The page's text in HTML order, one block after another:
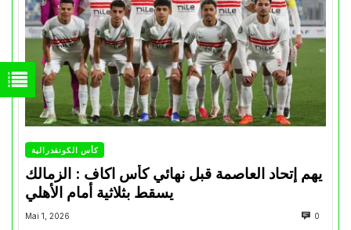
كأس الكونفدرالية
يهم إتحاد العاصمة قبل نهائي كأس اكاف : الزمالك
Mai 1, 2026 0